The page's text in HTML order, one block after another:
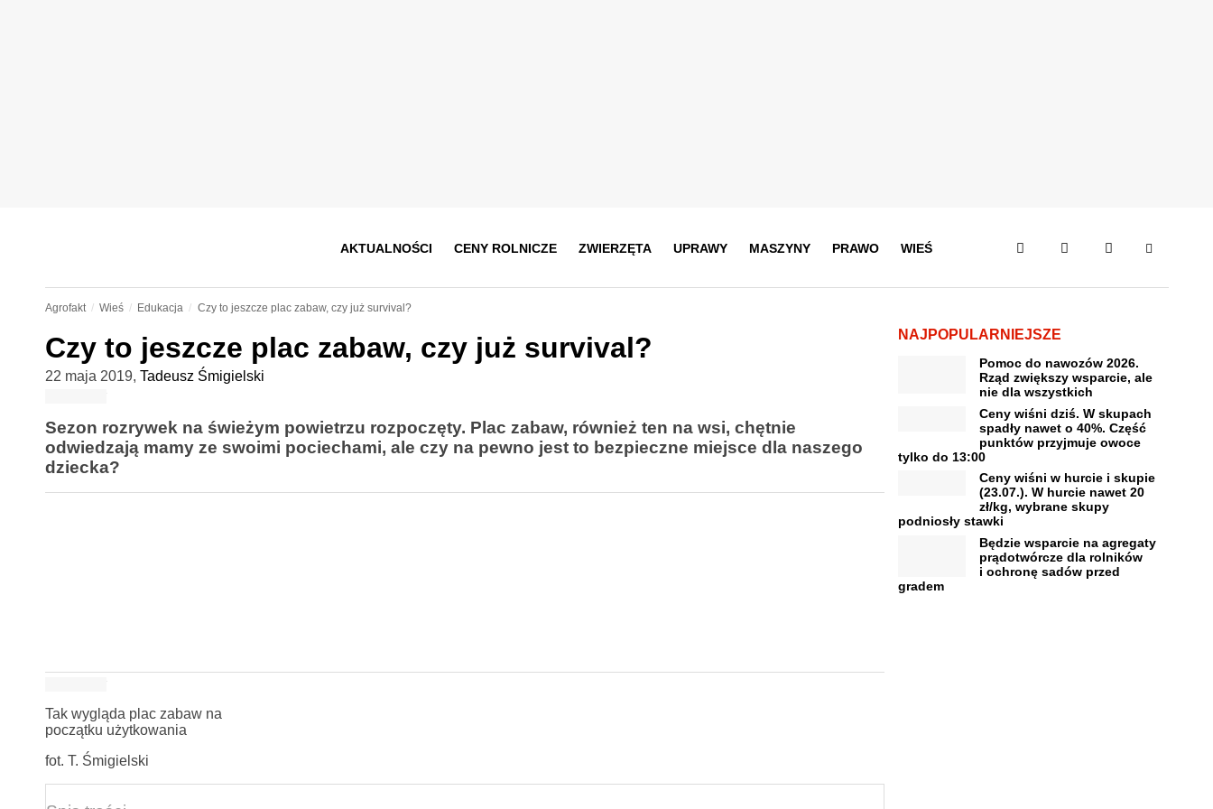
AKTUALNOŚCI CENY ROLNICZE ZWIERZĘTA UPRAWY MASZYNY PRAWO WIEŚ
Agrofakt Wieś Edukacja Czy to jeszcze plac zabaw, czy już survival?
Czy to jeszcze plac zabaw, czy już survival?
22 maja 2019, Tadeusz Śmigielski
Sezon rozrywek na świeżym powietrzu rozpoczęty. Plac zabaw, również ten na wsi, chętnie
odwiedzają mamy ze swoimi pociechami, ale czy na pewno jest to bezpieczne miejsce dla naszego
dziecka?
Tak wygląda plac zabaw na
początku użytkowania
fot. T. Śmigielski
NAJPOPULARNIEJSZE
Pomoc do nawozów 2026.
Rząd zwiększy wsparcie, ale
nie dla wszystkich
Ceny wiśni dziś. W skupach
spadły nawet o 40%. Część
punktów przyjmuje owoce
tylko do 13:00
Ceny wiśni w hurcie i skupie
(23.07.). W hurcie nawet 20
zł/kg, wybrane skupy
podniosły stawki
Będzie wsparcie na agregaty
prądotwórcze dla rolników
i ochronę sadów przed
gradem